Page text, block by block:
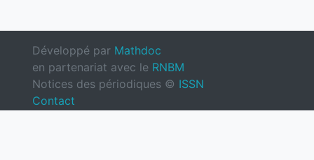
Développé par Mathdoc
en partenariat avec le RNBM
Notices des périodiques © ISSN
Contact